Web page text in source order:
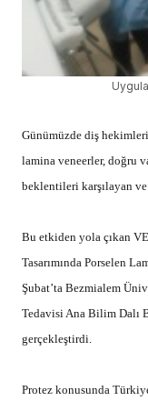
Günümüzde diş
lamina veneerler, doğru
beklentileri karşılayan
Bu etkiden yola çıkan
Tasarımında Porselen
Şubat’ta Bezmialem
Tedavisi Ana Bilim Dalı
gerçekleştirdi.
Protez konusunda